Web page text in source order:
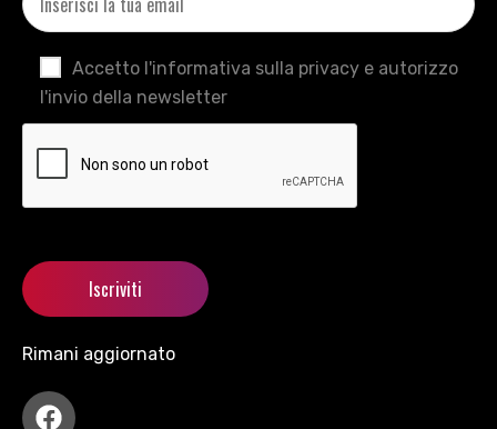
Accetto l'informativa sulla privacy e autorizzo
l'invio della newsletter
Rimani aggiornato